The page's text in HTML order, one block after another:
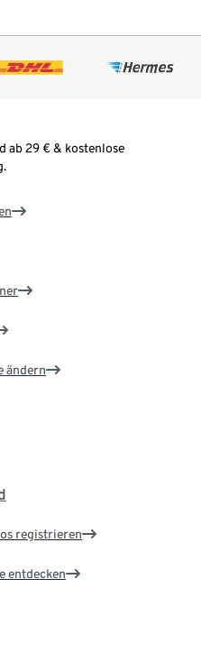
ab 29 € & kostenlose
ändern
registrieren
entdecken